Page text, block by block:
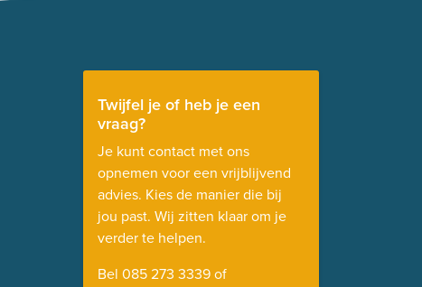
Twijfel je of heb je een
vraag?
Je kunt contact met ons
opnemen voor een vrijblijvend
advies. Kies de manier die bij
jou past. Wij zitten klaar om je
verder te helpen.
Bel 085 273 3339of